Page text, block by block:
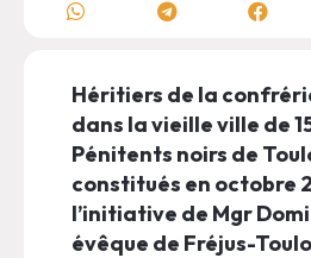
Héritiers de la
dans la vieille ville de
Pénitents noirs de
constitués en octobre
l’initiative de Mgr
évêque de Fréjus-